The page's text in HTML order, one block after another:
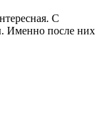
С
Именно после них